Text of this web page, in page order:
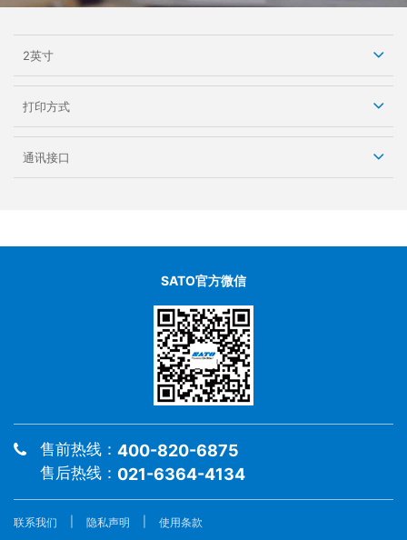
2英寸
打印方式
通讯接口
SATO官方微信
售前热线： 400-820-6875
售后热线： 021-6364-4134
联系我们 隐私声明 使用条款